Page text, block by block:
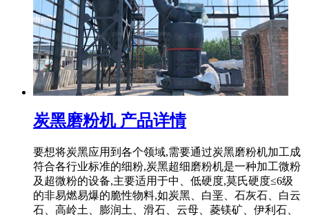
炭黑磨粉机 产品详情
要想将炭黑应用到各个领域,需要通过炭黑磨粉机加工成
符合各行业标准的细粉,炭黑超细磨粉机是一种加工微粉
及超微粉的设备,主要适用于中、低硬度,莫氏硬度≤6级
的非易燃易爆的脆性物料,如炭黑、白垩、石灰石、白云
石、高岭土、膨润土、滑石、云母、菱镁矿、伊利石、